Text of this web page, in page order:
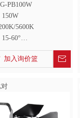
PB100W
5600K
60°
95+
加入询价篮